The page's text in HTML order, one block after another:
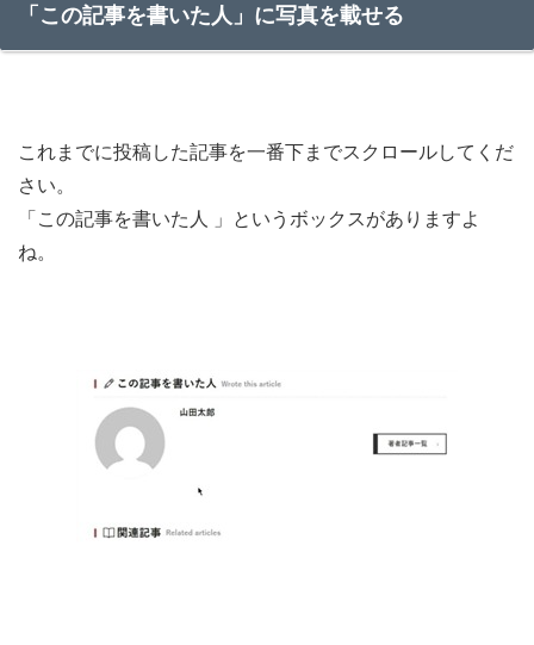
「この記事を書いた人」に写真を載せる
これまでに投稿した記事を一番下までスクロールしてくだ
さい。
「この記事を書いた人 」というボックスがありますよ
ね。